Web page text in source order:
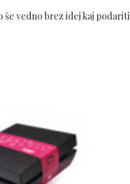
še vedno brez idej kaj podariti